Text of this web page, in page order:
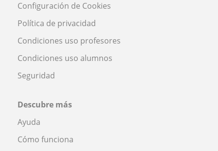
Configuración de Cookies
Política de privacidad
Condiciones uso profesores
Condiciones uso alumnos
Seguridad
Descubre más
Ayuda
Cómo funciona